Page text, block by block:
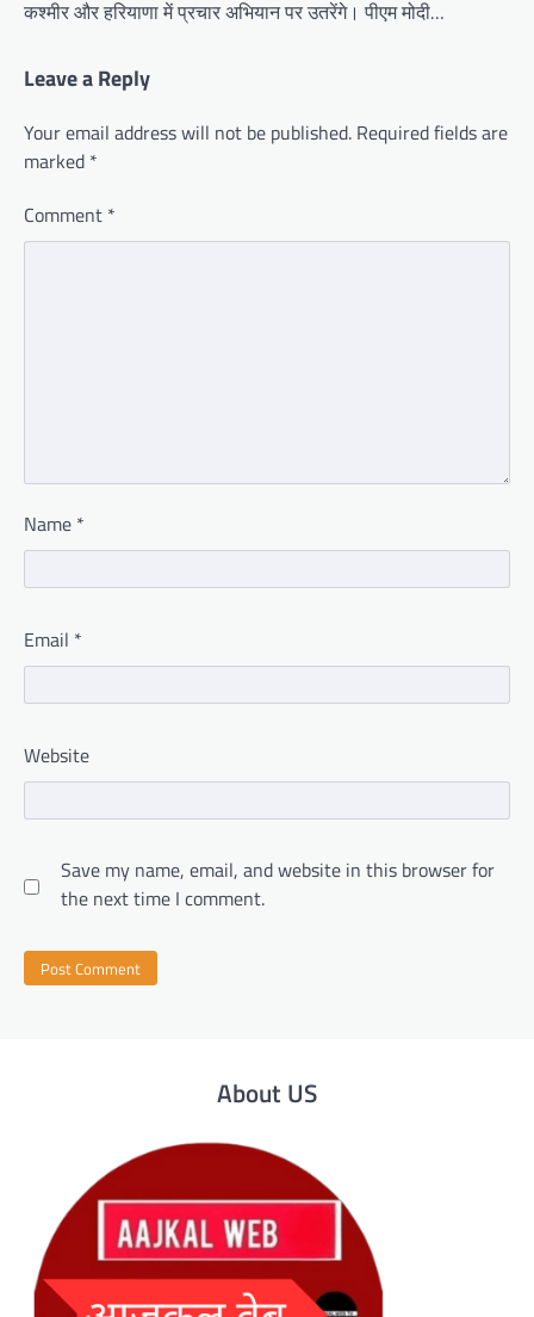
कश्मीर और हरियाणा में प्रचार अभियान पर उतरेंगे। पीएम मोदी…
Leave a Reply
Your email address will not be published. Required fields are
marked *
Comment *
Name *
Email *
Website
Save my name, email, and website in this browser for
the next time I comment.
About US